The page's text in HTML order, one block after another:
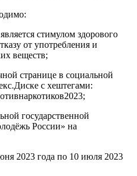
стимулом здорового
от употребления и
веществ;
странице в социальной
с хештегами:
государственной
России» на
2023 года по 10 июля 2023